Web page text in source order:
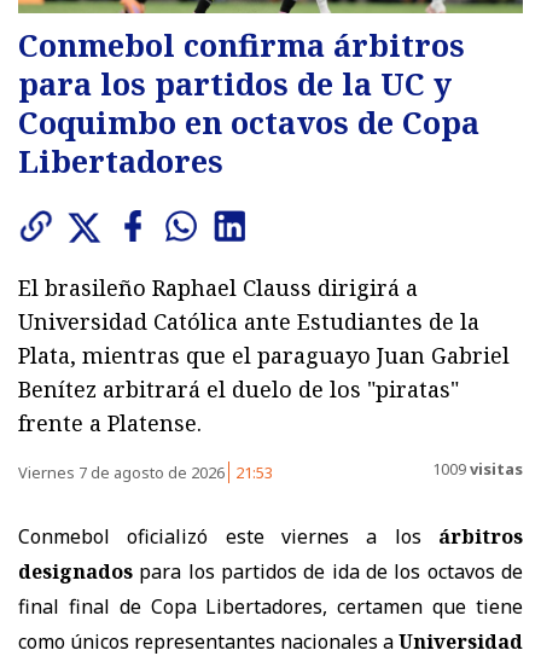
Conmebol confirma árbitros
para los partidos de la UC y
Coquimbo en octavos de Copa
Libertadores
El brasileño Raphael Clauss dirigirá a
Universidad Católica ante Estudiantes de la
Plata, mientras que el paraguayo Juan Gabriel
Benítez arbitrará el duelo de los "piratas"
frente a Platense.
Viernes 7 de agosto de 2026 21:53 1009visitas
Conmebol oficializó este viernes a los árbitros
designados para los partidos de ida de los octavos de
final final de Copa Libertadores, certamen que tiene
como únicos representantes nacionales aUniversidad